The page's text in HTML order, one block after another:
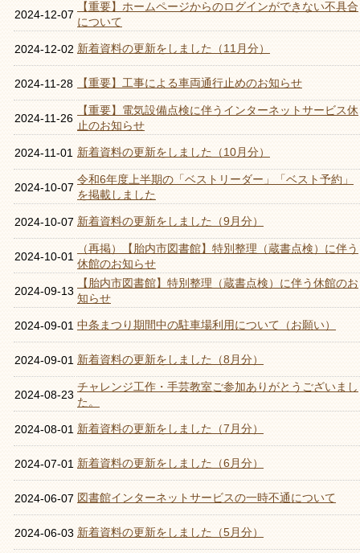
2024-12-07
【重要】ホームページからのログインができない不具合
について
2024-12-02 新着資料の更新をしました（11月分）
2024-11-28 【重要】工事による車両通行止めのお知らせ
2024-11-26
【重要】電気設備点検に伴うインターネットサービス休
止のお知らせ
2024-11-01 新着資料の更新をしました（10月分）
2024-10-07
令和6年度上半期の「ベストリーダー」「ベスト予約」
を掲載しました
2024-10-07 新着資料の更新をしました（9月分）
2024-10-01
（再掲）【胎内市図書館】特別整理（蔵書点検）に伴う
休館のお知らせ
2024-09-13
【胎内市図書館】特別整理（蔵書点検）に伴う休館のお
知らせ
2024-09-01 中条まつり期間中の駐車場利用について（お願い）
2024-09-01 新着資料の更新をしました（8月分）
2024-08-23
チャレンジ工作・手芸教室ご参加ありがとうございまし
た。
2024-08-01 新着資料の更新をしました（7月分）
2024-07-01 新着資料の更新をしました（6月分）
2024-06-07 図書館インターネットサービスの一時不通について
2024-06-03 新着資料の更新をしました（5月分）